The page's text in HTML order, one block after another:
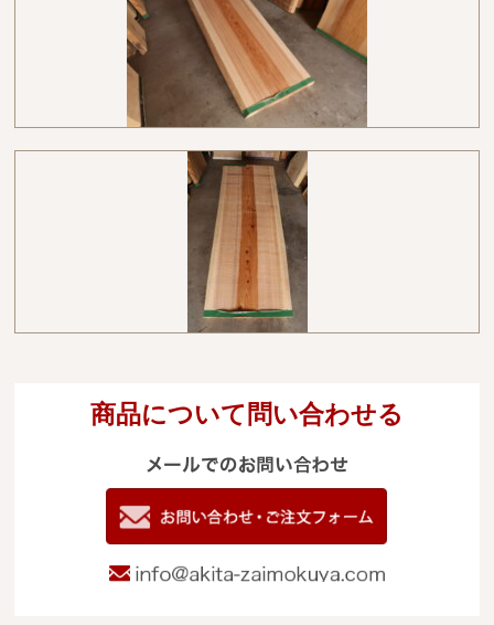
商品について問い合わせる
info@akita-